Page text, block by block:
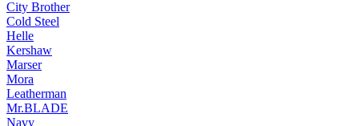
City Brother
Cold Steel
Helle
Kershaw
Marser
Mora
Leatherman
Mr.BLADE
Navy